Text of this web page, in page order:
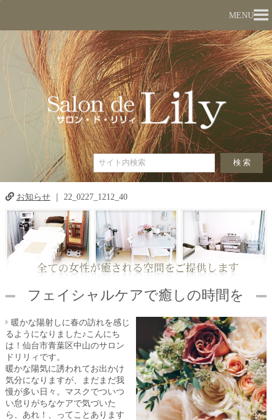
MENU
お知らせ｜ 22_0227_1212_40
フェイシャルケアで癒しの時間を
暖かな陽射しに春の訪れを感じ
るようになりました♪こんにち
は！仙台市青葉区中山のサロン
ドリリィです。
暖かな陽気に誘われてお出かけ
気分になりますが、まだまだ我
慢が多い日々。マスクでついつ
い怠りがちなケアで気づいた
ら、あれ！、ってことあります